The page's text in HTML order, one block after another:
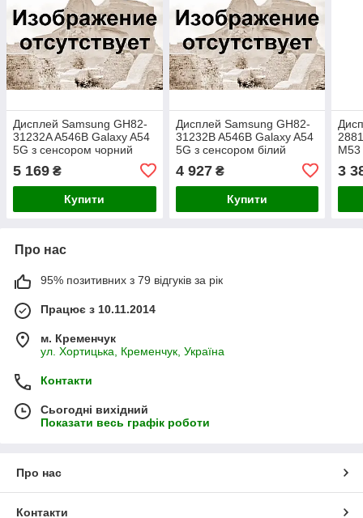
Дисплей Samsung GH82-
31232A A546B Galaxy A54
5G з сенсором чорний
5 169 ₴
Купити
Дисплей Samsung GH82-
31232B A546B Galaxy A54
5G з сенсором білий
4 927₴
Купити
3
Про нас
95% позитивних з 79 відгуків за рік
Працює з 10.11.2014
м. Кременчук
ул. Хортицька, Кременчук, Україна
Контакти
Сьогодні вихідний
Показати весь графік роботи
Про нас
Контакти